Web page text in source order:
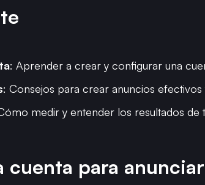
: Aprender a crear y configurar una
: Consejos para crear anuncios
medir y entender los resultados de
para